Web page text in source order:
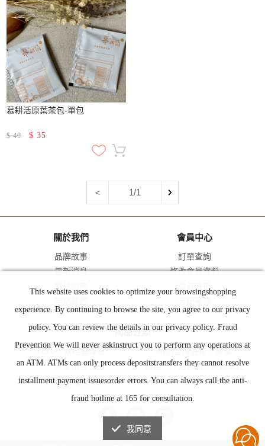
慕耕活原葉茶包-單包
$40 $ 35
< 1/1
關於我們
品牌故事
最新消息
會員中心
訂單查詢
修改會員資料
商品分類
2026中秋禮盒專區
精選台灣好茶｜茶葉
原葉茶包
禮盒｜冷泡茶瓶｜茶爆米花
課程｜體驗
AVPA世界茶葉大賽
This website uses cookies to optimize your browsingshopping
experience. By continuing to browse the site, you agree to our privacy
policy. You can review the details in our privacy policy. Fraud
Prevention We will never askinstruct you to perform any operations at
an ATM. ATMs can only process depositstransfers they cannot resolve
installment payment issuesorder errors. You can always call the anti-
fraud hotline at 165 for consultation.
我同意